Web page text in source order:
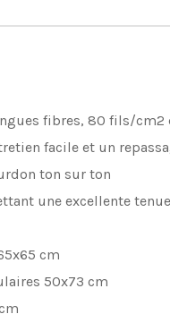
fibres, 80 fils/
facile et un
ton sur ton
une excellente
cm
50x73 cm